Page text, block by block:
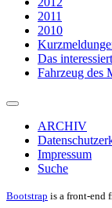
2011
2010
Das interessiert
Fahrzeug des
ARCHIV
Impressum
Suche
Bootstrap is a front-end